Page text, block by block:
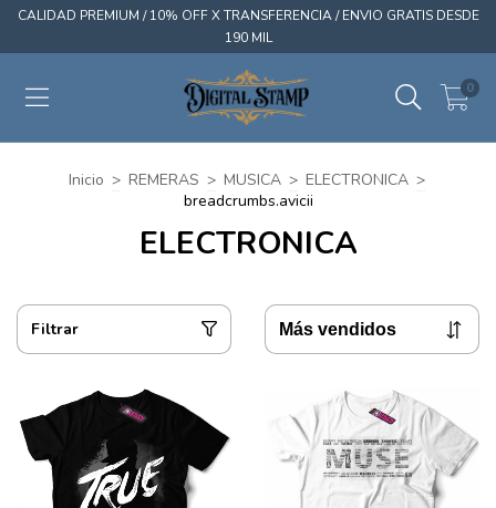
CALIDAD PREMIUM / 10% OFF X TRANSFERENCIA / ENVIO GRATIS DESDE
190 MIL
0
Inicio > REMERAS > MUSICA > ELECTRONICA >
breadcrumbs.avicii
ELECTRONICA
Filtrar